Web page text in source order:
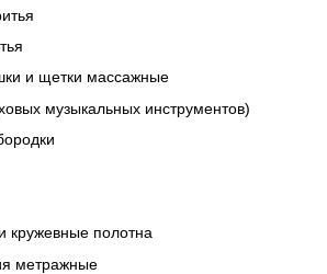
и щетки массажные
музыкальных инструментов)
кружевные полотна
метражные